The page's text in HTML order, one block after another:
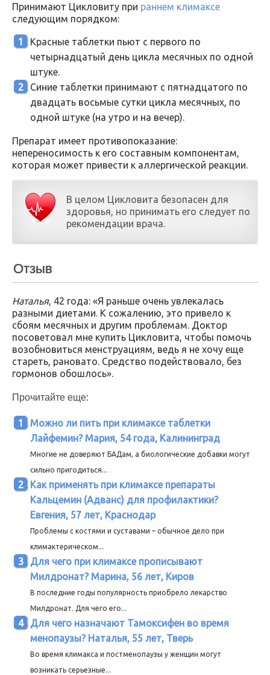
Принимают Цикловиту при раннем климаксе
следующим порядком:
Красные таблетки пьют с первого по
четырнадцатый день цикла месячных по одной
штуке.
Синие таблетки принимают с пятнадцатого по
двадцать восьмые сутки цикла месячных, по
одной штуке (на утро и на вечер).
Препарат имеет противопоказание:
непереносимость к его составным компонентам,
которая может привести к аллергической реакции.
В целом Цикловита безопасен для
здоровья, но принимать его следует по
рекомендации врача.
Отзыв
Наталья, 42 года: «Я раньше очень увлекалась
разными диетами. К сожалению, это привело к
сбоям месячных и другим проблемам. Доктор
посоветовал мне купить Цикловита, чтобы помочь
возобновиться менструациям, ведь я не хочу еще
стареть, рановато. Средство подействовало, без
гормонов обошлось».
Прочитайте еще:
Можно ли пить при климаксе таблетки
Лайфемин? Мария, 54 года, Калининград
Многие не доверяют БАДам, а биологические добавки могут
сильно пригодиться...
Как применять при климаксе препараты
Кальцемин (Адванс) для профилактики?
Евгения, 57 лет, Краснодар
Проблемы с костями и суставами – обычное дело при
климактерическом...
Для чего при климаксе прописывают
Милдронат? Марина, 56 лет, Киров
В последние годы популярность приобрело лекарство
Милдронат. Для чего его...
Для чего назначают Тамоксифен во время
менопаузы? Наталья, 55 лет, Тверь
Во время климакса и постменопаузы у женщин могут
возникать серьезные...